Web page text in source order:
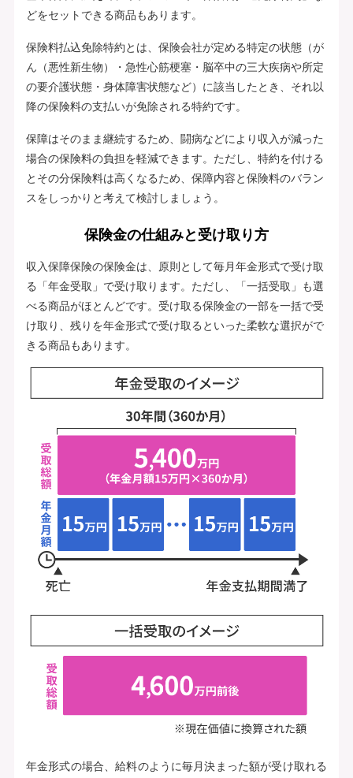
どをセットできる商品もあります。
保険料払込免除特約とは、保険会社が定める特定の状態（が
ん（悪性新生物）・急性心筋梗塞・脳卒中の三大疾病や所定
の要介護状態・身体障害状態など）に該当したとき、それ以
降の保険料の支払いが免除される特約です。
保障はそのまま継続するため、闘病などにより収入が減った
場合の保険料の負担を軽減できます。ただし、特約を付ける
とその分保険料は高くなるため、保障内容と保険料のバラン
スをしっかりと考えて検討しましょう。
保険金の仕組みと受け取り方
収入保障保険の保険金は、原則として毎月年金形式で受け取
る「年金受取」で受け取ります。ただし、「一括受取」も選
べる商品がほとんどです。受け取る保険金の一部を一括で受
け取り、残りを年金形式で受け取るといった柔軟な選択がで
きる商品もあります。
年金形式の場合、給料のように毎月決まった額が受け取れる